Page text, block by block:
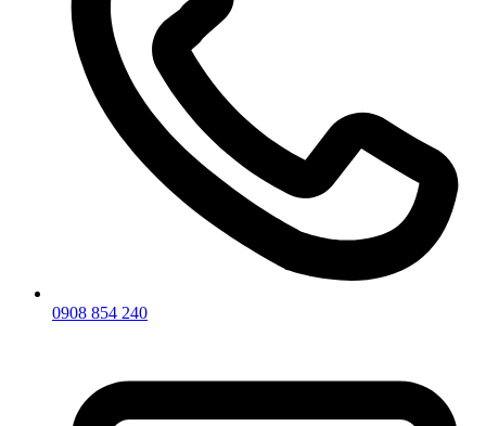
0908 854 240